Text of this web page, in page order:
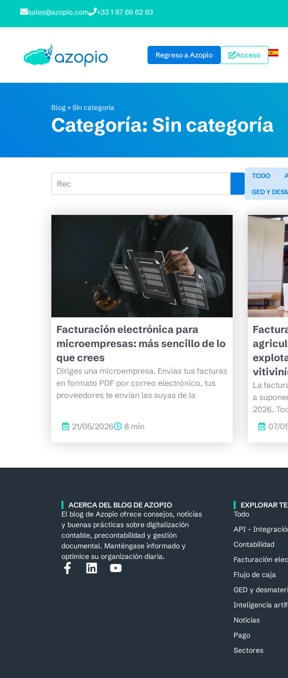
sales@azopio.com +33 1 87 66 62 63
Regreso a Azopio Acceso
Blog » Sin categoría
Categoría: Sin categoría
TODO
GED Y
Facturación electrónica para
microempresas: más sencillo de lo
que crees
Diriges una microempresa. Envías tus facturas
en formato PDF por correo electrónico, tus
proveedores te envían las suyas de la
21/05/2026 8 min
La
a
2026.
07/
ACERCA DEL BLOG DE AZOPIO
El blog de Azopio ofrece consejos, noticias
y buenas prácticas sobre digitalización
contable, precontabilidad y gestión
documental. Manténgase informado y
optimice su organización diaria.
EXPLORAR
Todo
API –
Contabilidad
Facturación
Flujo de caja
GED y
Inteligencia
Noticias
Pago
Sectores